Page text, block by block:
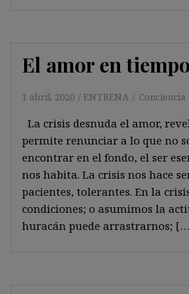
El amor en
1 abril, 2020 ENTRENA Conciencia
La crisis desnuda el amor,
permite renunciar a lo que no
encontrar en el fondo, el ser
nos habita. La crisis nos hace
pacientes, tolerantes. En la
condiciones; o asumimos la
huracán puede arrastrarnos;